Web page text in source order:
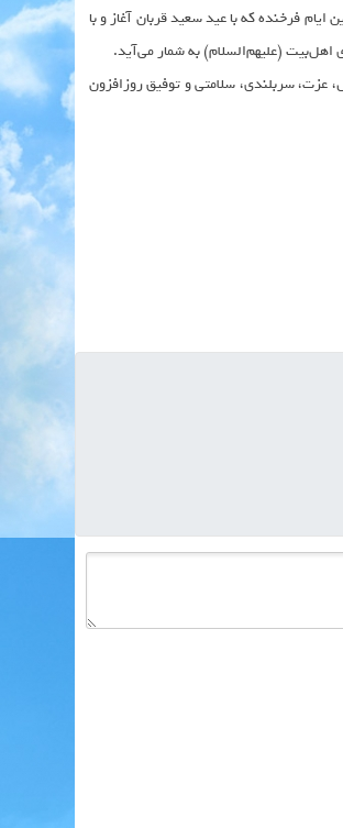
فرخنده که با عید سعید قربان آغاز و با
(علیهم‌السلام) به شمار می‌آید.
عزت، سربلندی، سلامتی و توفیق روزافزون